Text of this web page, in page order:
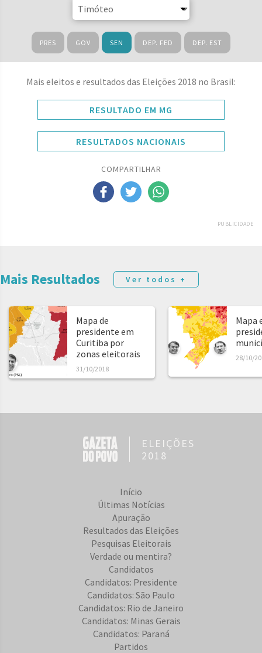
PRES GOV SEN DEP. FED DEP. EST
Mais eleitos e resultados das Eleições 2018 no Brasil:
RESULTADO EM MG
RESULTADOS NACIONAIS
COMPARTILHAR
PUBLICIDADE
Mais Resultados Ver todos +
Mapa de
presidente em
Curitiba por
zonas eleitorais
31/10/2018
Mapa
28/10/
ELEIÇÕES
2018
Início
Últimas Notícias
Apuração
Resultados das Eleições
Pesquisas Eleitorais
Verdade ou mentira?
Candidatos
Candidatos: Presidente
Candidatos: São Paulo
Candidatos: Rio de Janeiro
Candidatos: Minas Gerais
Candidatos: Paraná
Partidos